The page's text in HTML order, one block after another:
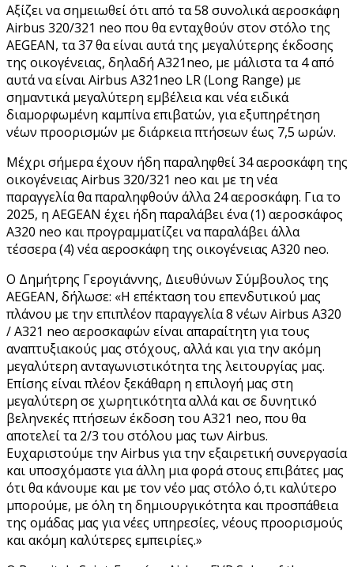
Αξίζει να σημειωθεί ότι από τα 58 συνολικά αεροσκάφη
Airbus 320/321 neo που θα ενταχθούν στον στόλο της
AEGEAN, τα 37 θα είναι αυτά της μεγαλύτερης έκδοσης
της οικογένειας, δηλαδή Α321neo, με μάλιστα τα 4 από
αυτά να είναι Airbus A321neo LR (Long Range) με
σημαντικά μεγαλύτερη εμβέλεια και νέα ειδικά
διαμορφωμένη καμπίνα επιβατών, για εξυπηρέτηση
νέων προορισμών με διάρκεια πτήσεων έως 7,5 ωρών.
Μέχρι σήμερα έχουν ήδη παραληφθεί 34 αεροσκάφη της
οικογένειας Airbus 320/321 neo και με τη νέα
παραγγελία θα παραληφθούν άλλα 24 αεροσκάφη. Για το
2025, η AEGEAN έχει ήδη παραλάβει ένα (1) αεροσκάφος
Α320 neo και προγραμματίζει να παραλάβει άλλα
τέσσερα (4) νέα αεροσκάφη της οικογένειας A320 neo.
Ο Δημήτρης Γερογιάννης, Διευθύνων Σύμβουλος της
AEGEAN, δήλωσε: «Η επέκταση του επενδυτικού μας
πλάνου με την επιπλέον παραγγελία 8 νέων Airbus Α320
/ Α321 neo αεροσκαφών είναι απαραίτητη για τους
αναπτυξιακούς μας στόχους, αλλά και για την ακόμη
μεγαλύτερη ανταγωνιστικότητα της λειτουργίας μας.
Επίσης είναι πλέον ξεκάθαρη η επιλογή μας στη
μεγαλύτερη σε χωρητικότητα αλλά και σε δυνητικό
βεληνεκές πτήσεων έκδοση του A321 neo, που θα
αποτελεί τα 2/3 του στόλου μας των Airbus.
Ευχαριστούμε την Airbus για την εξαιρετική συνεργασία
και υποσχόμαστε για άλλη μια φορά στους επιβάτες μας
ότι θα κάνουμε και με τον νέο μας στόλο ό,τι καλύτερο
μπορούμε, με όλη τη δημιουργικότητα και προσπάθεια
της ομάδας μας για νέες υπηρεσίες, νέους προορισμούς
και ακόμη καλύτερες εμπειρίες.»